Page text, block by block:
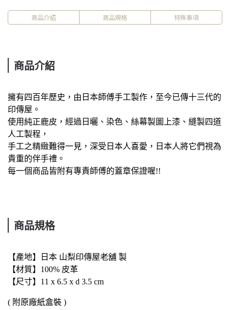
商品介紹 商品規格 特殊事項
商品介紹
擁有四百年歷史，由日本師傅手工製作，至今已傳十三代的
印傳屋。
使用純正鹿皮，經過日曬、染色、絲幕製圖上漆、縫製四道
人工製程，
手工之精緻難得一見，深受日本人喜愛，日本人將它們視為
貴重的伴手禮。
每一個商品皆附有專責師傅的蓋章保證喔!!
商品規格
【產地】日本 山梨印傳屋老舖 製
【材質】100% 皮革
【尺寸】11 x 6.5 x d 3.5 cm
( 附原廠紙盒裝 )